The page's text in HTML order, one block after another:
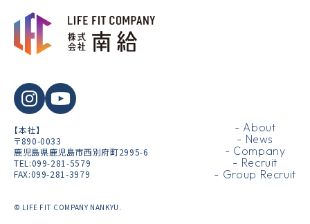
【本社】
〒890-0033
鹿児島県鹿児島市西別府町2995-6
TEL:099-281-5579
FAX:099-281-3979
- About
- News
- Company
- Recruit
- Group Recruit
© LIFE FIT COMPANY NANKYU.